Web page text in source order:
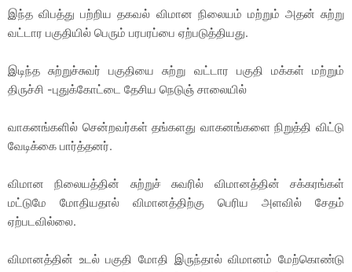
இந்த விபத்து பற்றிய தகவல் விமான நிலையம் மற்றும் அதன் சுற்று
வட்டார பகுதியில் பெரும் பரபரப்பை ஏற்படுத்தியது.
இடிந்த சுற்றுச்சுவர் பகுதியை சுற்று வட்டார பகுதி மக்கள் மற்றும்
திருச்சி -புதுக்கோட்டை தேசிய நெடுஞ் சாலையில்
வாகனங்களில் சென்றவர்கள் தங்களது வாகனங்களை நிறுத்தி விட்டு
வேடிக்கை பார்த்தனர்.
விமான நிலையத்தின் சுற்றுச் சுவரில் விமானத்தின் சக்கரங்கள்
மட்டுமே மோதியதால் விமானத்திற்கு பெரிய அளவில் சேதம்
ஏற்படவில்லை.
விமானத்தின் உடல் பகுதி மோதி இருந்தால் விமானம் மேற்கொண்டு